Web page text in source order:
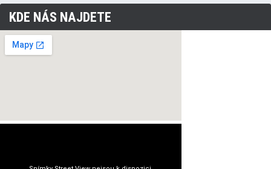
KDE NÁS NAJDETE